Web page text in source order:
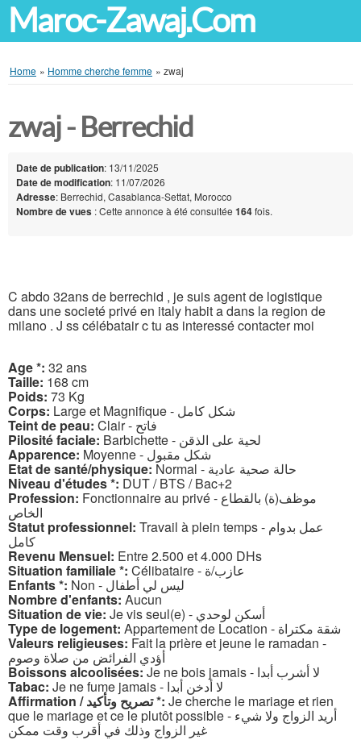
Maroc-Zawaj.Com
Home » Homme cherche femme » zwaj
zwaj - Berrechid
Date de publication: 13/11/2025
Date de modification: 11/07/2026
Adresse: Berrechid, Casablanca-Settat, Morocco
Nombre de vues : Cette annonce à été consultée 164fois.
C abdo 32ans de berrechid , je suis agent de logistique
dans une societé privé en italy habit a dans la region de
milano . J ss célébatair c tu as interessé contacter moi
Age *: 32 ans
Taille: 168 cm
Poids: 73 Kg
Corps: Large et Magnifique - شكل كامل
Teint de peau: Clair - فاتح
Pilosité faciale: Barbichette - لحية على الذقن
Apparence: Moyenne - شكل مقبول
Etat de santé/physique: Normal - حالة صحية عادية
Niveau d'études *: DUT / BTS / Bac+2
Profession: Fonctionnaire au privé - موظف(ة) بالقطاع
الخاص
Statut professionnel: Travail à plein temps - عمل بدوام
كامل
Revenu Mensuel: Entre 2.500 et 4.000 DHs
Situation familiale *: Célibataire - عازب/ة
Enfants *: Non - ليس لي أطفال
Nombre d'enfants: Aucun
Situation de vie: Je vis seul(e) - أسكن لوحدي
Type de logement: Appartement de Location - شقة مكتراة
Valeurs religieuses: Fait la prière et jeune le ramadan -
أؤدي الفرائض من صلاة وصوم
Boissons alcoolisées: Je ne bois jamais - لا أشرب أبدا
Tabac: Je ne fume jamais - لا أدخن أبدا
Affirmation / تصريح وتأكيد *: Je cherche le mariage et rien
que le mariage et ce le plutôt possible - أريد الزواج ولا شيء
غير الزواج وذلك في أقرب وقت ممكن